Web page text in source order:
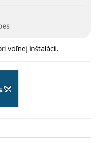
voľnej inštalácii.